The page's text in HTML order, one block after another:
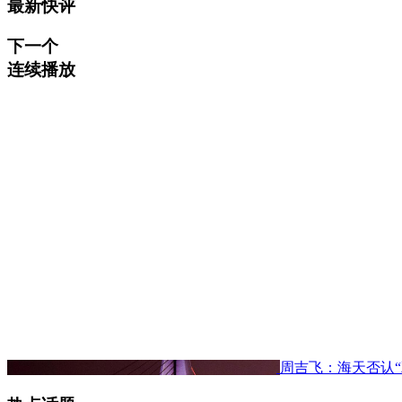
最新快评
下一个
连续播放
周吉飞：海天否认